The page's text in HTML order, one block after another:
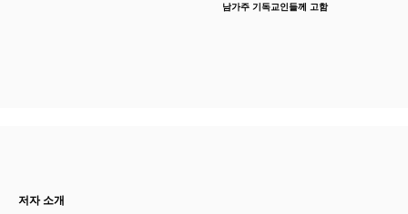
남가주 기독교인들께 고함
저자 소개